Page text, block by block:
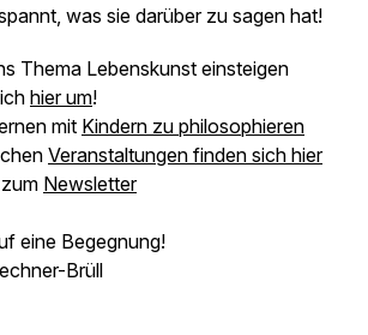
was sie darüber zu sagen hat!
Thema Lebenskunst einsteigen
hier um!
mit Kindern zu philosophieren
Veranstaltungen finden sich hier
Newsletter
eine Begegnung!
Brüll